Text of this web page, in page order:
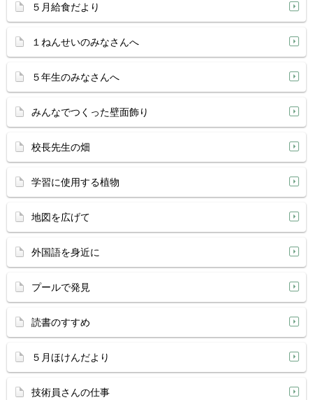
５月給食だより
１ねんせいのみなさんへ
５年生のみなさんへ
みんなでつくった壁面飾り
校長先生の畑
学習に使用する植物
地図を広げて
外国語を身近に
プールで発見
読書のすすめ
５月ほけんだより
技術員さんの仕事